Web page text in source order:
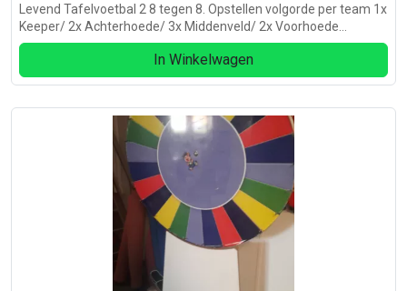
Levend Tafelvoetbal 2 8 tegen 8. Opstellen volgorde per team 1x
Keeper/ 2x Achterhoede/ 3x Middenveld/ 2x Voorhoede
Inclusief 8x Harnas Inclusief opblaasbare boarding. Exclusief bal.
In Winkelwagen